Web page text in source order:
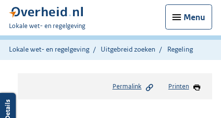
Menu
U
bent
hier:
Lokale wet- en regelgeving
Lokale wet- en regelgeving Uitgebreid zoeken Regeling
Permalink Printen